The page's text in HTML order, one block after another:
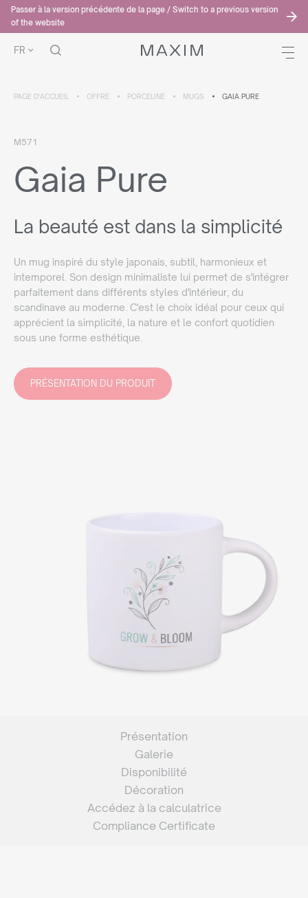
Passer à la version précédente de la page / Switch to a previous version
of the website
FR
PAGE D'ACCUEIL OFFRE PORCELINE MUGS GAIA PURE
M571
Gaia Pure
La beauté est dans la simplicité
Un mug inspiré du style japonais, subtil, harmonieux et
intemporel. Son design minimaliste lui permet de s'intégrer
parfaitement dans différents styles d'intérieur, du
scandinave au moderne. C'est le choix idéal pour ceux qui
apprécient la simplicité, la nature et le confort quotidien
sous une forme esthétique.
PRÉSENTATION DU PRODUIT
Présentation
Galerie
Disponibilité
Décoration
Accédez à la calculatrice
Compliance Certificate